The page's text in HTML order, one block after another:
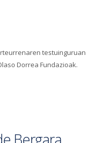
testuinguruan
Dorrea Fundazioak.
Monzon-Ganuza